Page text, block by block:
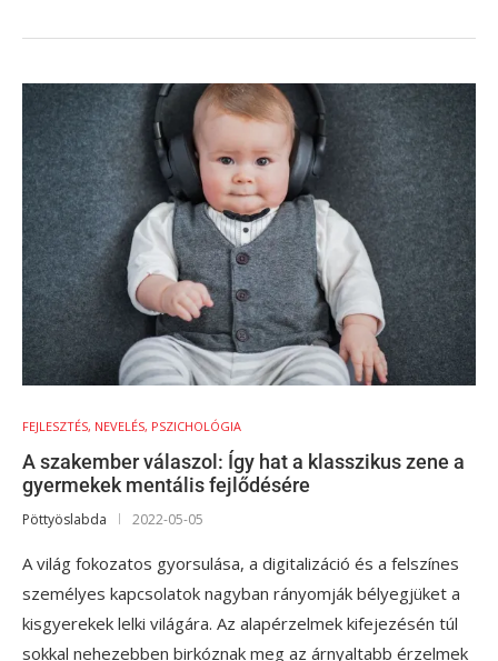
FEJLESZTÉS, NEVELÉS, PSZICHOLÓGIA
A szakember válaszol: Így hat a klasszikus zene a
gyermekek mentális fejlődésére
Pöttyöslabda 2022-05-05
A világ fokozatos gyorsulása, a digitalizáció és a felszínes
személyes kapcsolatok nagyban rányomják bélyegjüket a
kisgyerekek lelki világára. Az alapérzelmek kifejezésén túl
sokkal nehezebben birkóznak meg az árnyaltabb érzelmek